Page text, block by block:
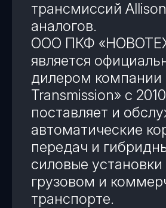
трансмиссий
аналогов.
ООО ПКФ
является
дилером компании
Transmission» с
поставляет и
автоматические
передач и
силовые установки
грузовом и
транспорте.